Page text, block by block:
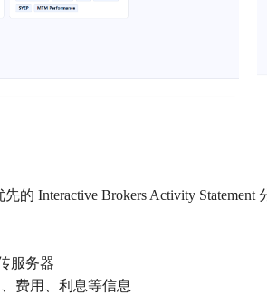
Interactive Brokers Activity Statement
服务器
费用、利息等信息